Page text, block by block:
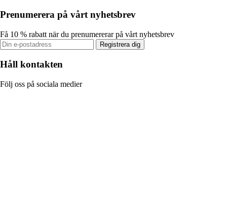
Prenumerera på vårt nyhetsbrev
Få 10 % rabatt när du prenumererar på vårt nyhetsbrev
Registrera dig
Håll kontakten
Följ oss på sociala medier